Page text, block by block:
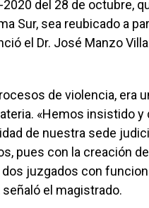
del 28 de octubre,
Sur, sea reubicado a
el Dr. José Manzo
de violencia, era
«Hemos insistido
de nuestra sede
pues con la creación
juzgados con
el magistrado.